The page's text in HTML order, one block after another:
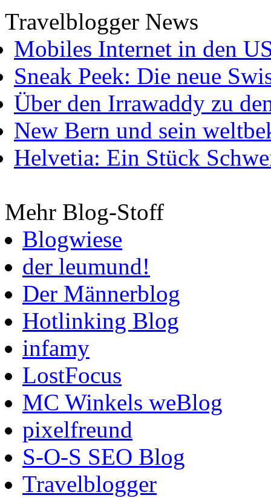
Travelblogger News
Mobiles Internet in den
Sneak Peek: Die neue
Über den Irrawaddy zu
New Bern und sein
Helvetia: Ein Stück
Mehr Blog-Stoff
Blogwiese
der leumund!
Der Männerblog
Hotlinking Blog
infamy
LostFocus
MC Winkels weBlog
pixelfreund
S-O-S SEO Blog
Travelblogger